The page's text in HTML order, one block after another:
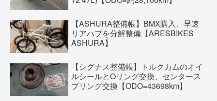
【ASHURA整備帳】BMX購入、早速
リアハブを分解整備【ARESBIKES
ASHURA】
【シグナス整備帳】トルクカムのオイ
ルシールとOリング交換、センタース
プリング交換【ODO=43698km】